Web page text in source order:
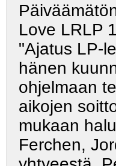
Love LRLP
"Ajatus LP-
hänen
ohjelmaan
aikojen
mukaan
Ferchen,